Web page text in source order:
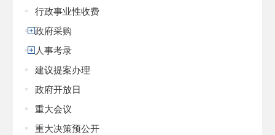
行政事业性收费
政府采购
人事考录
建议提案办理
政府开放日
重大会议
重大决策预公开